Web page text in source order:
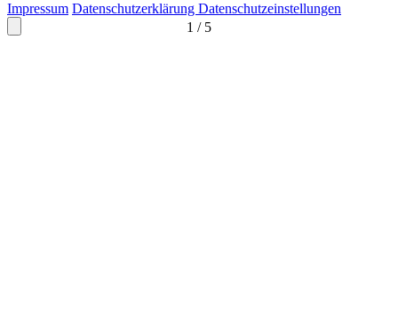
1 / 5
Impressum Datenschutzerklärung Datenschutzeinstellungen